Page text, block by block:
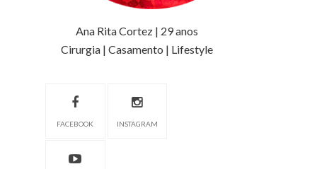
Ana Rita Cortez | 29 anos
Cirurgia | Casamento | Lifestyle
FACEBOOK INSTAGRAM